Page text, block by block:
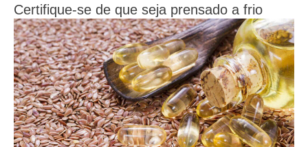
Certifique-se de que seja prensado a frio